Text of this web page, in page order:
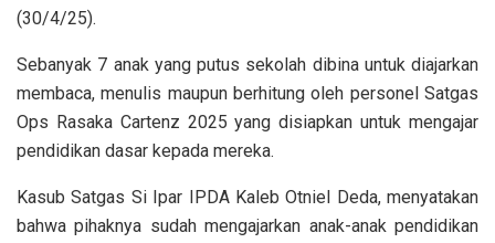
(30/4/25).
Sebanyak 7 anak yang putus sekolah dibina untuk diajarkan
membaca, menulis maupun berhitung oleh personel Satgas
Ops Rasaka Cartenz 2025 yang disiapkan untuk mengajar
pendidikan dasar kepada mereka.
Kasub Satgas Si Ipar IPDA Kaleb Otniel Deda, menyatakan
bahwa pihaknya sudah mengajarkan anak-anak pendidikan